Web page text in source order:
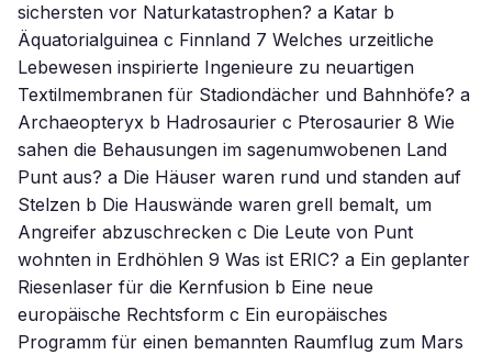
sichersten vor Naturkatastrophen? a Katar b
Äquatorialguinea c Finnland 7 Welches urzeitliche
Lebewesen inspirierte Ingenieure zu neuartigen
Textilmembranen für Stadiondächer und Bahnhöfe? a
Archaeopteryx b Hadrosaurier c Pterosaurier 8 Wie
sahen die Behausungen im sagenumwobenen Land
Punt aus? a Die Häuser waren rund und standen auf
Stelzen b Die Hauswände waren grell bemalt, um
Angreifer abzuschrecken c Die Leute von Punt
wohnten in Erdhöhlen 9 Was ist ERIC? a Ein geplanter
Riesenlaser für die Kernfusion b Eine neue
europäische Rechtsform c Ein europäisches
Programm für einen bemannten Raumflug zum Mars